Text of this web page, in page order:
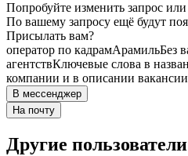
Попробуйте изменить запрос
По вашему запросу ещё будут
Присылать вам?
оператор по кадрамАрамильБез
агентствКлючевые слова в
компании и в описании вакансии
В мессенджер
На почту
Другие